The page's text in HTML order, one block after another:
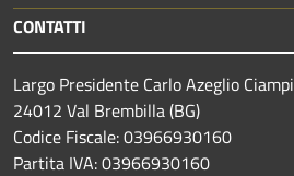
CONTATTI
Largo Presidente Carlo Azeglio
24012 Val Brembilla (BG)
Codice Fiscale: 03966930160
Partita IVA: 03966930160